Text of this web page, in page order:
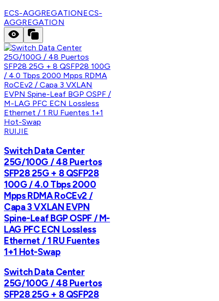
ECS-AGGREGATIONECS-
AGGREGATION
RUIJIE
Switch Data Center
25G/100G / 48 Puertos
SFP28 25G + 8 QSFP28
100G / 4.0 Tbps 2000
Mpps RDMA RoCEv2 /
Capa 3 VXLAN EVPN
Spine-Leaf BGP OSPF / M-
LAG PFC ECN Lossless
Ethernet / 1 RU Fuentes
1+1 Hot-Swap
Switch Data Center
25G/100G / 48 Puertos
SFP28 25G + 8 QSFP28